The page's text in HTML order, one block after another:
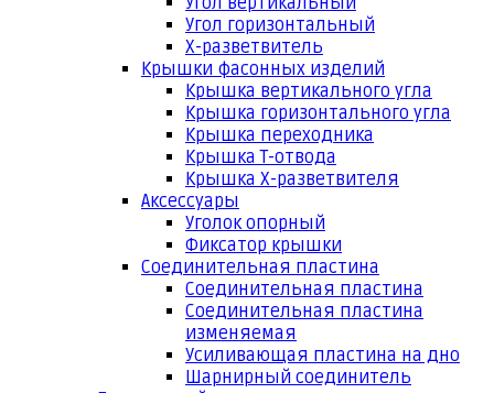
Угол горизонтальный
Х-разветвитель
Крышки фасонных изделий
Крышка вертикального угла
Крышка горизонтального угла
Крышка переходника
Крышка Т-отвода
Крышка Х-разветвителя
Аксессуары
Уголок опорный
Фиксатор крышки
Соединительная пластина
Соединительная пластина
Соединительная пластина
изменяемая
Усиливающая пластина на дно
Шарнирный соединитель